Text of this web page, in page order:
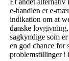
e-handlen er e-
indikation om at
danske
sagkyndige som
en god chance for
problemstillinger i